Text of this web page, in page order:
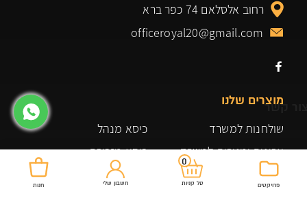
קשר
מוצרים שלנו
שולחנות למשרד
ארונות ומגירות למשרד
גיימינג
כיסא מנהל
כיסא מזכירה
שולחנות
רחוב אלסלאם 74 כפר ברא
officeroyal20@gmail.com
פרויקטים
0
סל קניות חשבון שלי חנות